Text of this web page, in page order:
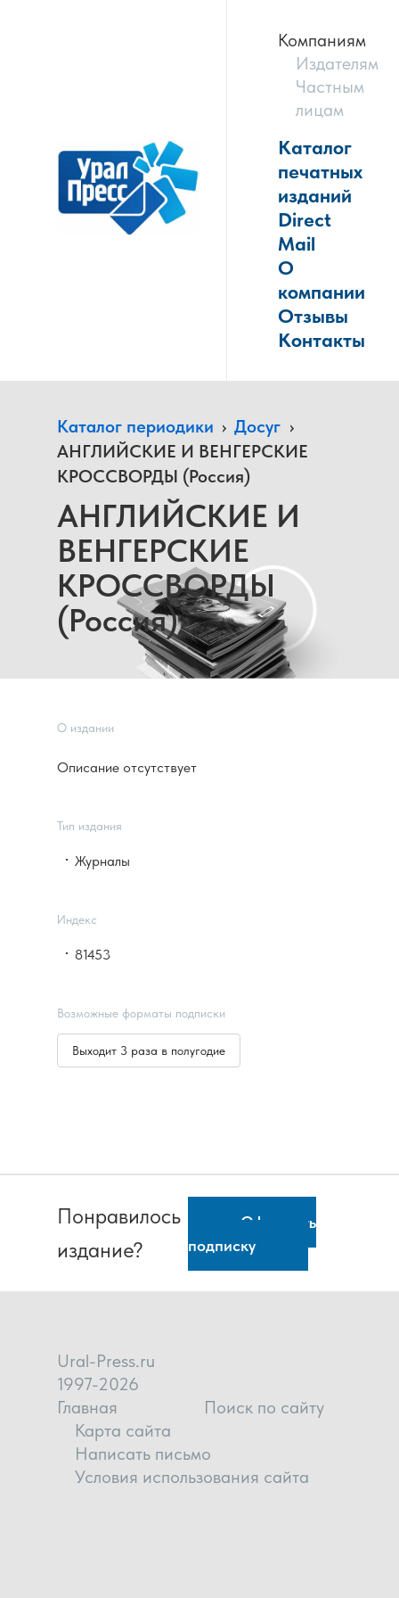
Компаниям
Издателям
Частным
лицам
Каталог
печатных
изданий
Direct
Mail
О
компании
Отзывы
Контакты
Каталог периодики › Досуг ›
АНГЛИЙСКИЕ И ВЕНГЕРСКИЕ
КРОССВОРДЫ (Россия)
АНГЛИЙСКИЕ И
ВЕНГЕРСКИЕ
КРОССВОРДЫ
(Россия)
О издании
Описание отсутствует
Тип издания
Журналы
Индекс
81453
Возможные форматы подписки
Выходит 3 раза в полугодие
Понравилось
издание?
Оформить
подписку
Ural-Press.ru
1997-2026
Главная
Поиск по сайту
Карта сайта
Написать письмо
Условия использования сайта